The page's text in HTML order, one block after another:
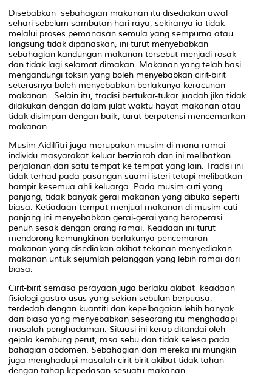
Disebabkan sebahagian makanan itu disediakan awal
sehari sebelum sambutan hari raya, sekiranya ia tidak
melalui proses pemanasan semula yang sempurna atau
langsung tidak dipanaskan, ini turut menyebabkan
sebahagian kandungan makanan tersebut menjadi rosak
dan tidak lagi selamat dimakan. Makanan yang telah basi
mengandungi toksin yang boleh menyebabkan cirit-birit
seterusnya boleh menyebabkan berlakunya keracunan
makanan. Selain itu, tradisi bertukar-tukar juadah jika tidak
dilakukan dengan dalam julat waktu hayat makanan atau
tidak disimpan dengan baik, turut berpotensi mencemarkan
makanan.
Musim Aidilfitri juga merupakan musim di mana ramai
individu masyarakat keluar berziarah dan ini melibatkan
perjalanan dari satu tempat ke tempat yang lain. Tradisi ini
tidak terhad pada pasangan suami isteri tetapi melibatkan
hampir kesemua ahli keluarga. Pada musim cuti yang
panjang, tidak banyak gerai makanan yang dibuka seperti
biasa. Ketiadaan tempat menjual makanan di musim cuti
panjang ini menyebabkan gerai-gerai yang beroperasi
penuh sesak dengan orang ramai. Keadaan ini turut
mendorong kemungkinan berlakunya pencemaran
makanan yang disediakan akibat tekanan menyediakan
makanan untuk sejumlah pelanggan yang lebih ramai dari
biasa.
Cirit-birit semasa perayaan juga berlaku akibat keadaan
fisiologi gastro-usus yang sekian sebulan berpuasa,
terdedah dengan kuantiti dan kepelbagaian lebih banyak
dari biasa yang menyebabkan seseorang itu menghadapi
masalah penghadaman. Situasi ini kerap ditandai oleh
gejala kembung perut, rasa sebu dan tidak selesa pada
bahagian abdomen. Sebahagian dari mereka ini mungkin
juga menghadapi masalah cirit-birit akibat tidak tahan
dengan tahap kepedasan sesuatu makanan.